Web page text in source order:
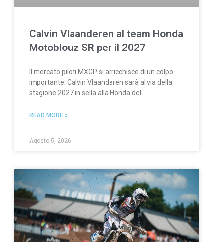
Calvin Vlaanderen al team Honda
Motoblouz SR per il 2027
Il mercato piloti MXGP si arricchisce di un colpo
importante: Calvin Vlaanderen sarà al via della
stagione 2027 in sella alla Honda del
READ MORE »
Agosto 5, 2026